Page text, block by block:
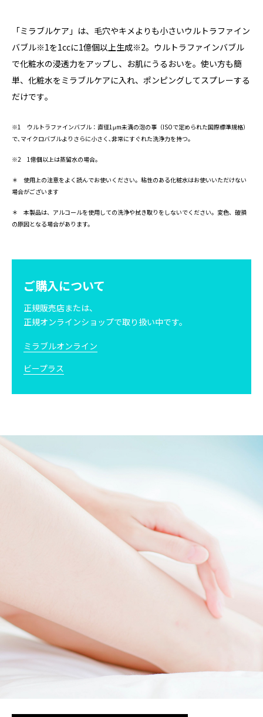
「ミラブルケア」は、毛穴やキメよりも小さいウルトラファイン
バブル※1を1ccに1億個以上生成※2。ウルトラファインバブル
で化粧水の浸透力をアップし、お肌にうるおいを。使い方も簡
単、化粧水をミラブルケアに入れ、ポンピングしてスプレーする
だけです｡
※1 ウルトラファインバブル：直径1μm未満の泡の事（ISOで定められた国際標準規格）
で､マイクロバブルよりさらに小さく､非常にすぐれた洗浄力を持つ｡
※2 1億個以上は蒸留水の場合。
＊ 使用上の注意をよく読んでお使いください。粘性のある化粧水はお使いいただけない
場合がございます
＊ 本製品は、アルコールを使用しての洗浄や拭き取りをしないでください。変色、破損
の原因となる場合があります。
ご購入について
正規販売店または、
正規オンラインショップで取り扱い中です。
ミラブルオンライン
ビープラス